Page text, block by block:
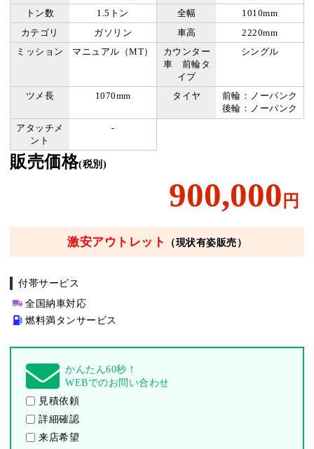
トン数
1.5トン 全幅
1010mm
カテゴリ
ガソリン 車高
2220mm
ミッション
マニュアル（MT）
カウンター
車 前輪タ
イプ
シングル
ツメ長 1070mm タイヤ
前輪：ノーパンク
後輪：ノーパンク
アタッチメ
ント
-
販売価格(税別)
900,000 円
激安アウトレット （現状有姿販売）
付帯サービス
全国納車対応
燃料満タンサービス
かんたん60秒！
WEBでのお問い合わせ
見積依頼
詳細確認
来店希望